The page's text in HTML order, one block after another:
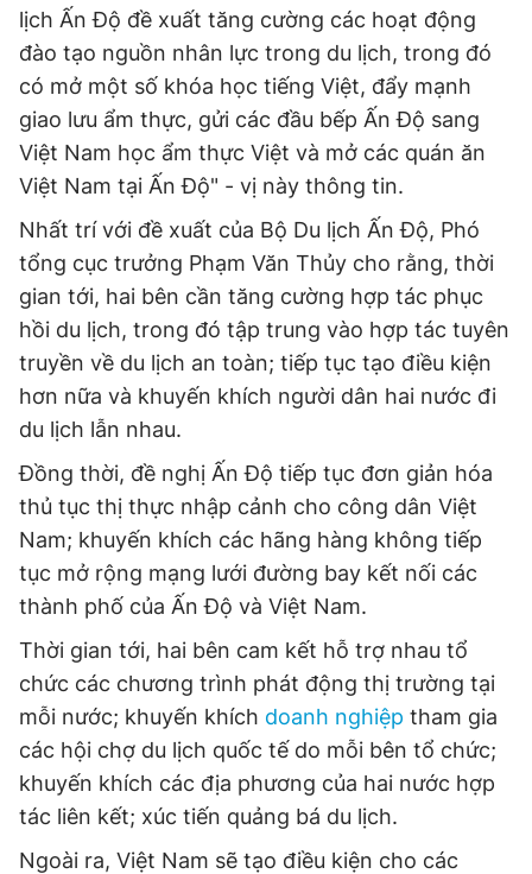
lịch Ấn Độ đề xuất tăng cường các hoạt động
đào tạo nguồn nhân lực trong du lịch, trong đó
có mở một số khóa học tiếng Việt, đẩy mạnh
giao lưu ẩm thực, gửi các đầu bếp Ấn Độ sang
Việt Nam học ẩm thực Việt và mở các quán ăn
Việt Nam tại Ấn Độ" - vị này thông tin.
Nhất trí với đề xuất của Bộ Du lịch Ấn Độ, Phó
tổng cục trưởng Phạm Văn Thủy cho rằng, thời
gian tới, hai bên cần tăng cường hợp tác phục
hồi du lịch, trong đó tập trung vào hợp tác tuyên
truyền về du lịch an toàn; tiếp tục tạo điều kiện
hơn nữa và khuyến khích người dân hai nước đi
du lịch lẫn nhau.
Đồng thời, đề nghị Ấn Độ tiếp tục đơn giản hóa
thủ tục thị thực nhập cảnh cho công dân Việt
Nam; khuyến khích các hãng hàng không tiếp
tục mở rộng mạng lưới đường bay kết nối các
thành phố của Ấn Độ và Việt Nam.
Thời gian tới, hai bên cam kết hỗ trợ nhau tổ
chức các chương trình phát động thị trường tại
mỗi nước; khuyến khích doanh nghiệp tham gia
các hội chợ du lịch quốc tế do mỗi bên tổ chức;
khuyến khích các địa phương của hai nước hợp
tác liên kết; xúc tiến quảng bá du lịch.
Ngoài ra, Việt Nam sẽ tạo điều kiện cho các